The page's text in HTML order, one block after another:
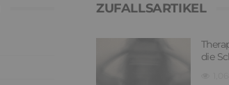
ZUFALLSARTIKEL
die